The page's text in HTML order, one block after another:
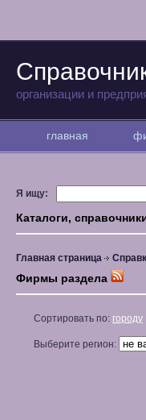
организации и
главная
Я ищу:
Каталоги,
Главная страница
Фирмы раздела
Сортировать по: городу
Выберите регион: